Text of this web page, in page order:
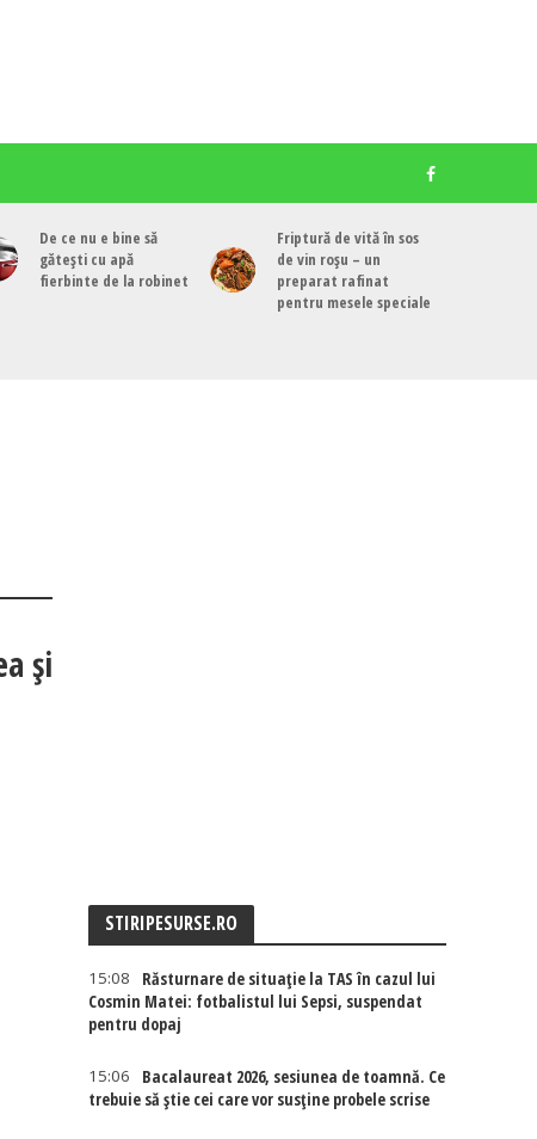
De ce nu e bine să
gătești cu apă
fierbinte de la robinet
Friptură de vită în sos
de vin roșu – un
preparat rafinat
pentru mesele speciale
și
STIRIPESURSE.RO
15:08
Răsturnare de situație la TAS în cazul lui
Cosmin Matei: fotbalistul lui Sepsi, suspendat
pentru dopaj
15:06
Bacalaureat 2026, sesiunea de toamnă. Ce
trebuie să știe cei care vor susține probele scrise